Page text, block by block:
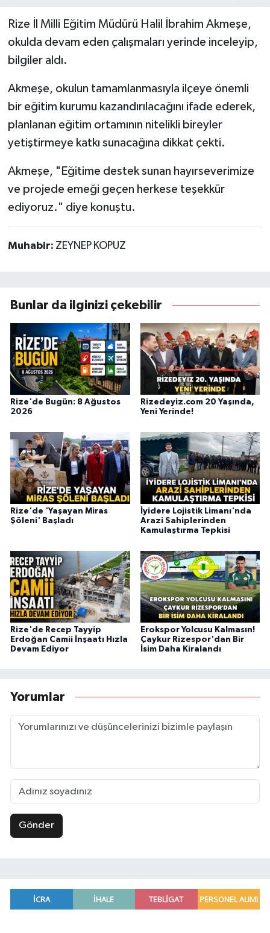
Rize İl Milli Eğitim Müdürü Halil İbrahim Akmeşe,
okulda devam eden çalışmaları yerinde inceleyip,
bilgiler aldı.
Akmeşe, okulun tamamlanmasıyla ilçeye önemli
bir eğitim kurumu kazandırılacağını ifade ederek,
planlanan eğitim ortamının nitelikli bireyler
yetiştirmeye katkı sunacağına dikkat çekti.
Akmeşe, "Eğitime destek sunan hayırseverimize
ve projede emeği geçen herkese teşekkür
ediyoruz." diye konuştu.
Muhabir: ZEYNEP KOPUZ
Bunlar da ilginizi çekebilir
Rize'de Bugün: 8 Ağustos
2026
Rizedeyiz.com 20 Yaşında,
Yeni Yerinde!
Rize'de 'Yaşayan Miras
Şöleni' Başladı
İyidere Lojistik Limanı'nda
Arazi Sahiplerinden
Kamulaştırma Tepkisi
Rize'de Recep Tayyip
Erdoğan Camii İnşaatı Hızla
Devam Ediyor
Erokspor Yolcusu Kalmasın!
Çaykur Rizespor'dan Bir
İsim Daha Kiralandı
Yorumlar
Gönder